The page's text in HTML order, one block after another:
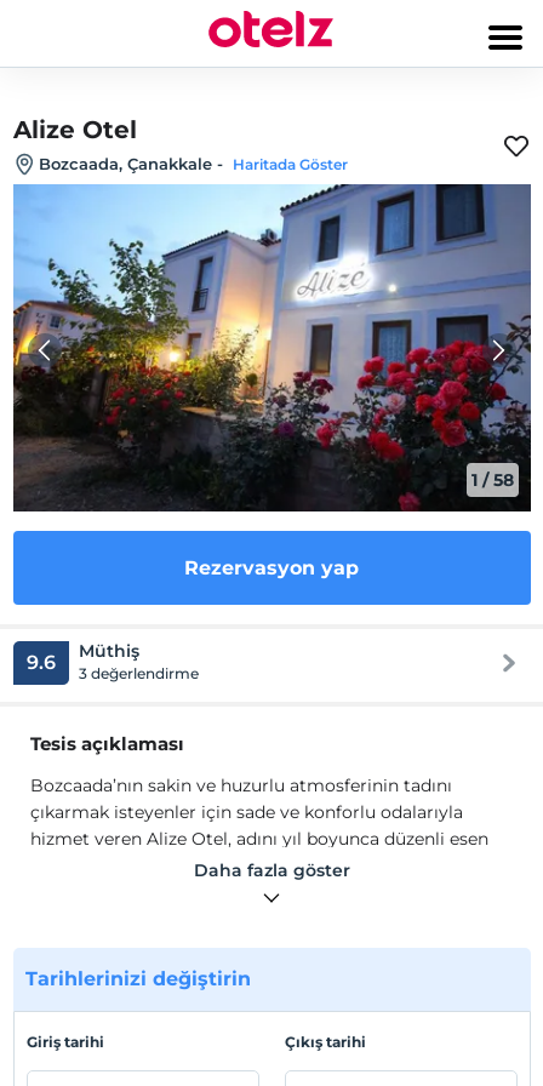
Alize Otel
Bozcaada, Çanakkale - Haritada Göster
1 /58
Rezervasyon yap
9.6 Müthiş
3 değerlendirme
Tesis açıklaması
Bozcaada’nın sakin ve huzurlu atmosferinin tadını
çıkarmak isteyenler için sade ve konforlu odalarıyla
hizmet veren Alize Otel, adını yıl boyunca düzenli esen
rüzgardan alıyor. Ada merkezine yaklaşık 1 km mesafede,
ayazma yolu üzerinde bulunan otel, bahçesindeki ulu
değerli misafirlerini huzura davet ediyor.
Bozcaada’nın sakin ve huzurlu atmosferinin tadını
rüzgardan alıyor. Ada merkezine yaklaşık 1 km mesafede,
ayazma yolu üzerinde bulunan otel, bahçesindeki ulu
Daha fazla göster
Tarihlerinizi değiştirin
Giriş tarihi Çıkış tarihi